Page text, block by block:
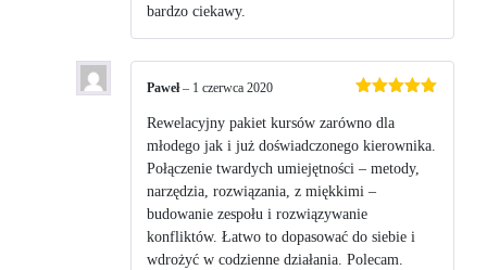
bardzo ciekawy.
na 5
Paweł– 1 czerwca 2020
Rewelacyjny pakiet kursów zarówno dla
młodego jak i już doświadczonego kierownika.
Połączenie twardych umiejętności – metody,
narzędzia, rozwiązania, z miękkimi –
budowanie zespołu i rozwiązywanie
konfliktów. Łatwo to dopasować do siebie i
wdrożyć w codzienne działania. Polecam.